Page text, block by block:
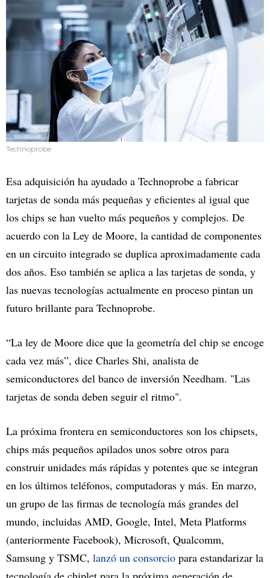
Technoprobe
Esa adquisición ha ayudado a Technoprobe a fabricar
tarjetas de sonda más pequeñas y eficientes al igual que
los chips se han vuelto más pequeños y complejos. De
acuerdo con la Ley de Moore, la cantidad de componentes
en un circuito integrado se duplica aproximadamente cada
dos años. Eso también se aplica a las tarjetas de sonda, y
las nuevas tecnologías actualmente en proceso pintan un
futuro brillante para Technoprobe.
“La ley de Moore dice que la geometría del chip se encoge
cada vez más”, dice Charles Shi, analista de
semiconductores del banco de inversión Needham. "Las
tarjetas de sonda deben seguir el ritmo".
La próxima frontera en semiconductores son los chipsets,
chips más pequeños apilados unos sobre otros para
construir unidades más rápidas y potentes que se integran
en los últimos teléfonos, computadoras y más. En marzo,
un grupo de las firmas de tecnología más grandes del
mundo, incluidas AMD, Google, Intel, Meta Platforms
(anteriormente Facebook), Microsoft, Qualcomm,
Samsung y TSMC, lanzó un consorcio para estandarizar la